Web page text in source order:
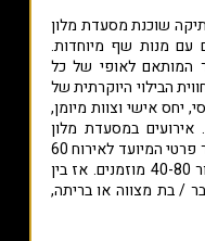
שוכנת מסעדת מלון
עם מנות שף מיוחדות.
המותאם לאופי של כל
הבילוי היוקרתית של
יחס אישי וצוות מיומן,
אירועים במסעדת מלון
אלדן ניתן לקיים בחלל המרכזי או בחדר פרטי המיועד לאירוח 60
מוזמנים. אפשר לסגור את המקום עבור 40-80 מוזמנים. אז בין
/ בת מצווה או בריתה,